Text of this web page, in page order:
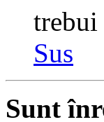
trebui
Sus
Sunt